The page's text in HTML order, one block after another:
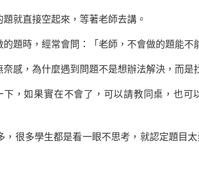
就直接空起來，等著老師去講。
時，經常會問：「老師，不會做的題能不
，為什麼遇到問題不是想辦法解決，而是
如果實在不會了，可以請教同桌，也可
多學生都是看一眼不思考，就認定題目太